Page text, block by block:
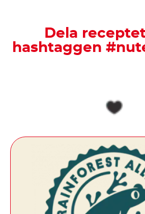
Dela
hashtaggen